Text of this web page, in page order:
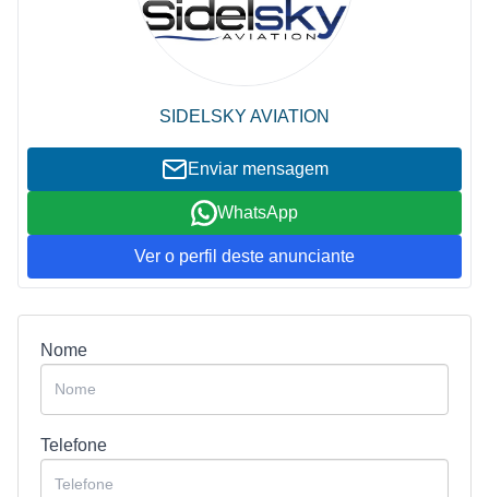
SIDELSKY AVIATION
Enviar mensagem
WhatsApp
Ver o perfil deste anunciante
Nome
Telefone